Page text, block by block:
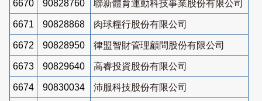
6670 90828760 聯新體育運動科技事業股份有限公司
6671 90828868 肉球糧行股份有限公司
6672 90828950 律盟智財管理顧問股份有限公司
6673 90829640 高睿投資股份有限公司
6674 90830034 沛服科技股份有限公司